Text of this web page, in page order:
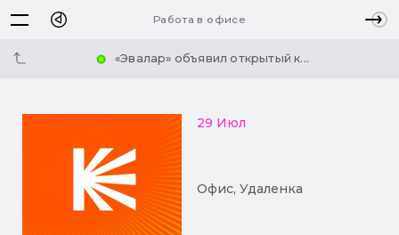
Работа в офисе
«Эвалар» объявил открытый к...
29 Июл
Офис, Удаленка